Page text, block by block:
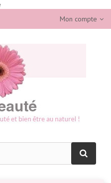
Mon compte